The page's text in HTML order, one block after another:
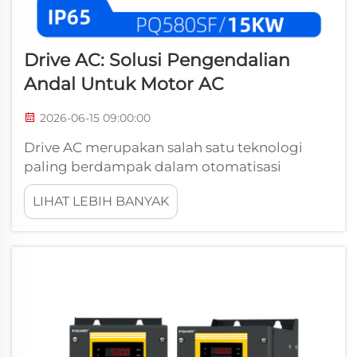
Drive AC: Solusi Pengendalian
Andal Untuk Motor AC
2026-06-15 09:00:00
Drive AC merupakan salah satu teknologi
paling berdampak dalam otomatisasi
industri modern, yang memungkinkan
pengendalian kecepatan dan torsi motor AC
secara presisi di hampir semua sektor
LIHAT LEBIH BANYAK